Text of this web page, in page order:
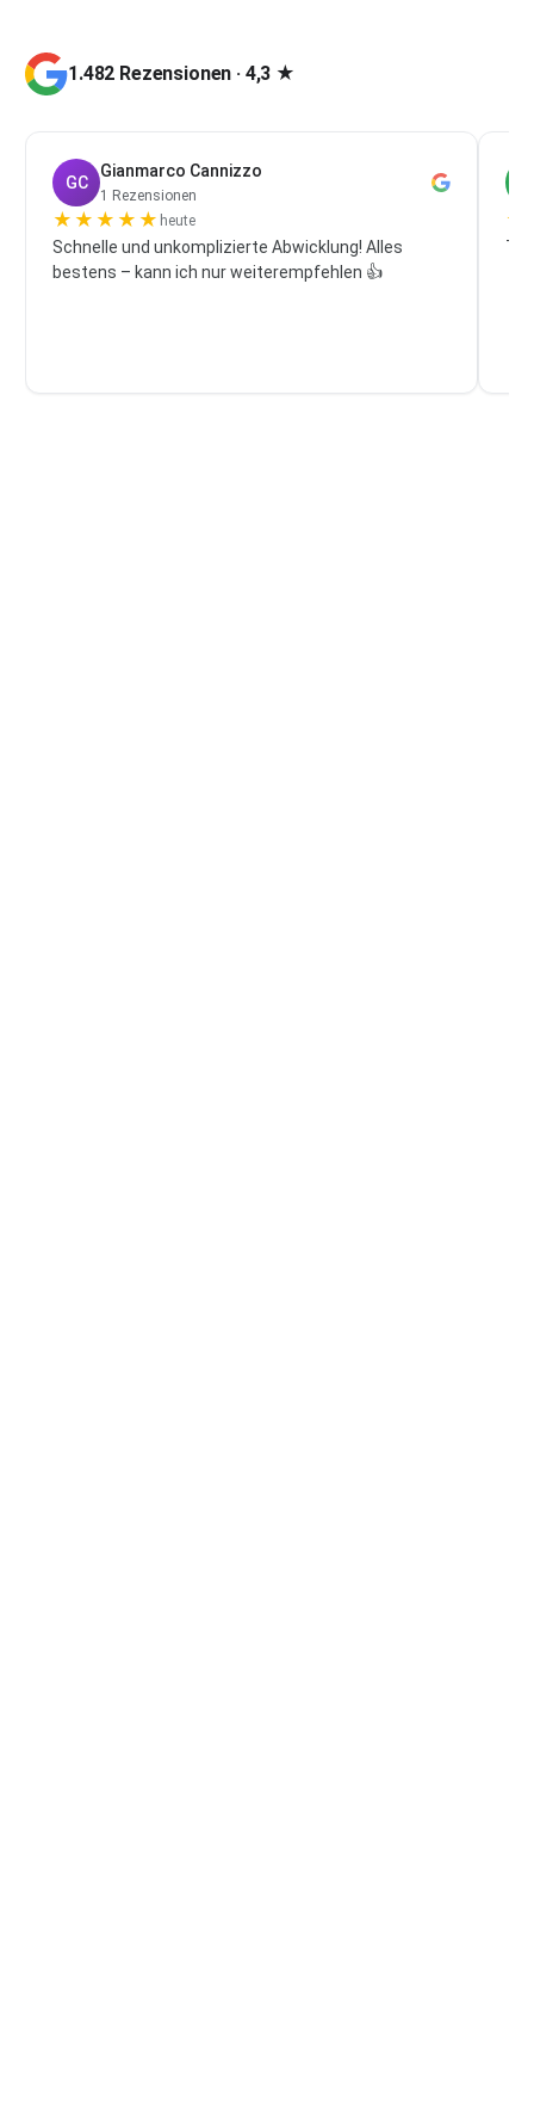
1.482 Rezensionen · 4,3 ★
GC
Gianmarco Cannizzo
1 Rezensionen
★ ★ ★ ★ ★ heute
Schnelle und unkomplizierte Abwicklung! Alles
bestens – kann ich nur weiterempfehlen 👍
★